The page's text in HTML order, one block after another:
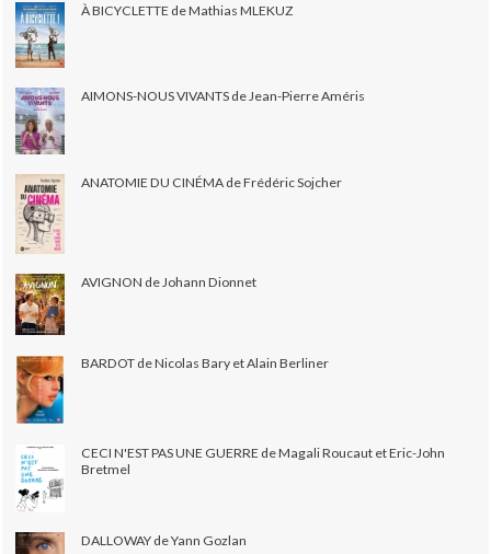
À BICYCLETTE de Mathias MLEKUZ
AIMONS-NOUS VIVANTS de Jean-Pierre Améris
ANATOMIE DU CINÉMA de Frédéric Sojcher
AVIGNON de Johann Dionnet
BARDOT de Nicolas Bary et Alain Berliner
CECI N'EST PAS UNE GUERRE de Magali Roucaut et Eric-John
Bretmel
DALLOWAY de Yann Gozlan